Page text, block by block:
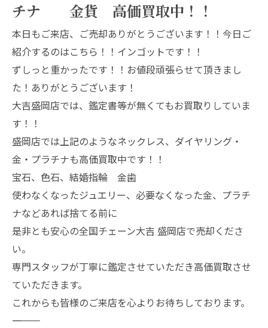
チナ 金貨 高価買取中！！
本日もご来店、ご売却ありがとうございます！！今日ご
紹介するのはこちら！！インゴットです！！
ずしっと重かったです！！お値段頑張らせて頂きまし
た！ありがとうございます！
大吉盛岡店では、鑑定書等が無くてもお買取りしていま
す！！
盛岡店では上記のようなネックレス、ダイヤリング・
金・プラチナも高価買取中です！！
宝石、色石、結婚指輪 金歯
使わなくなったジュエリー、必要なくなった金、プラチ
ナなどあれば捨てる前に
是非とも安心の全国チェーン大吉 盛岡店で売却くださ
い。
専門スタッフが丁寧に鑑定させていただき高価買取させ
ていただきます。
これからも皆様のご来店を心よりお待ちしております。
―――――――